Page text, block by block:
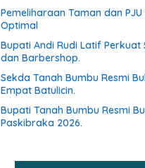
Pemeliharaan Taman dan
Optimal
Bupati Andi Rudi Latif Perkuat
dan Barbershop.
Sekda Tanah Bumbu Resmi
Empat Batulicin.
Bupati Tanah Bumbu Resmi
Paskibraka 2026.